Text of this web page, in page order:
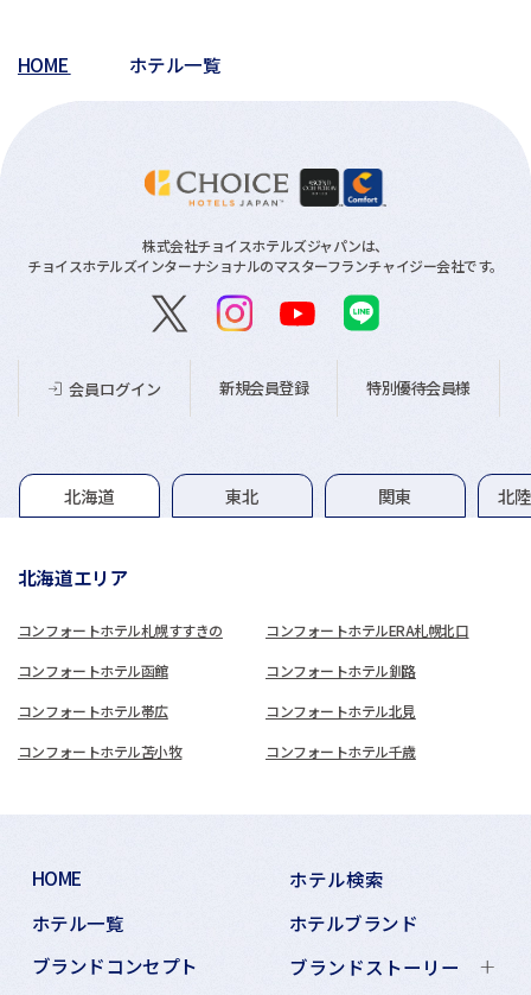
HOME ホテル一覧
株式会社チョイスホテルズジャパンは、
チョイスホテルズインターナショナルのマスターフランチャイジー会社です。
会員ログイン 新規会員登録 特別優待会員様
グループホテル一覧
北海道 東北 関東 北
北海道エリア
コンフォートホテル札幌すすきの コンフォートホテルERA札幌北口
コンフォートホテル函館 コンフォートホテル釧路
コンフォートホテル帯広 コンフォートホテル北見
コンフォートホテル苫小牧 コンフォートホテル千歳
HOME
ホテル検索
ホテル一覧
ホテルブランド
ブランドコンセプト
ブランドストーリー